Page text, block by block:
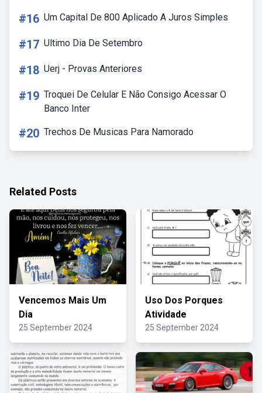
#16 Um Capital De 800 Aplicado A Juros Simples
#17 Ultimo Dia De Setembro
#18 Uerj - Provas Anteriores
#19 Troquei De Celular E Não Consigo Acessar O
Banco Inter
#20 Trechos De Musicas Para Namorado
Related Posts
Vencemos Mais Um
Dia
25 September 2024
Uso Dos Porques
Atividade
25 September 2024